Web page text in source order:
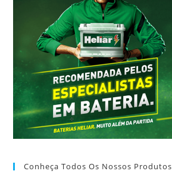
Conheça Todos Os Nossos Produtos